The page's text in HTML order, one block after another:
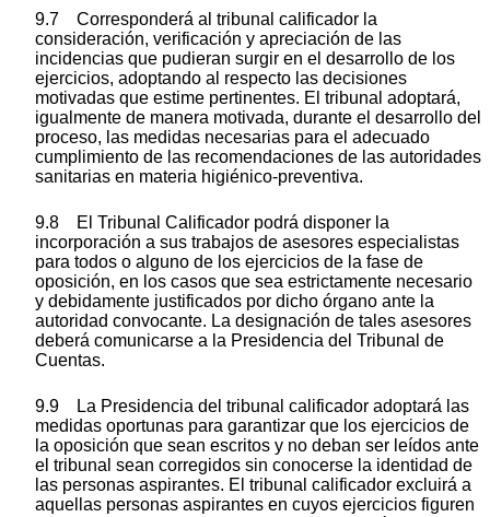
9.7 Corresponderá al tribunal calificador la
consideración, verificación y apreciación de las
incidencias que pudieran surgir en el desarrollo de los
ejercicios, adoptando al respecto las decisiones
motivadas que estime pertinentes. El tribunal adoptará,
igualmente de manera motivada, durante el desarrollo del
proceso, las medidas necesarias para el adecuado
cumplimiento de las recomendaciones de las autoridades
sanitarias en materia higiénico-preventiva.
9.8 El Tribunal Calificador podrá disponer la
incorporación a sus trabajos de asesores especialistas
para todos o alguno de los ejercicios de la fase de
oposición, en los casos que sea estrictamente necesario
y debidamente justificados por dicho órgano ante la
autoridad convocante. La designación de tales asesores
deberá comunicarse a la Presidencia del Tribunal de
Cuentas.
9.9 La Presidencia del tribunal calificador adoptará las
medidas oportunas para garantizar que los ejercicios de
la oposición que sean escritos y no deban ser leídos ante
el tribunal sean corregidos sin conocerse la identidad de
las personas aspirantes. El tribunal calificador excluirá a
aquellas personas aspirantes en cuyos ejercicios figuren